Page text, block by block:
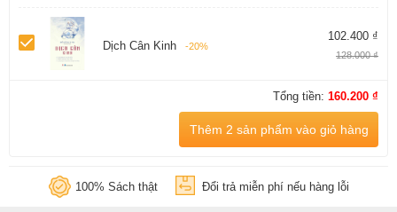
Dịch Cân Kinh -20%
102.400 ₫
128.000 ₫
Tổng tiền: 160.200 ₫
Thêm 2 sản phẩm vào giỏ hàng
100% Sách thật Đổi trả miễn phí nếu hàng lỗi